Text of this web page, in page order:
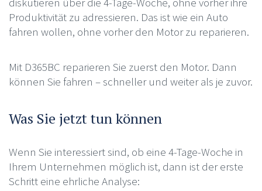
Produktivität zu adressieren. Das ist wie ein Auto
fahren wollen, ohne vorher den Motor zu reparieren.
Mit D365BC reparieren Sie zuerst den Motor. Dann
können Sie fahren – schneller und weiter als je zuvor.
Was Sie jetzt tun können
Wenn Sie interessiert sind, ob eine 4-Tage-Woche in
Ihrem Unternehmen möglich ist, dann ist der erste
Schritt eine ehrliche Analyse: